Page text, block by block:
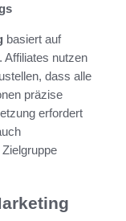
basiert auf
Affiliates nutzen
dass alle
präzise
erfordert